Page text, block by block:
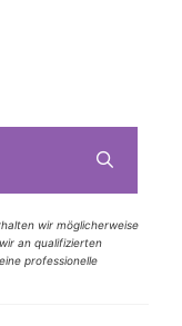
wir möglicherweise
an qualifizierten
professionelle